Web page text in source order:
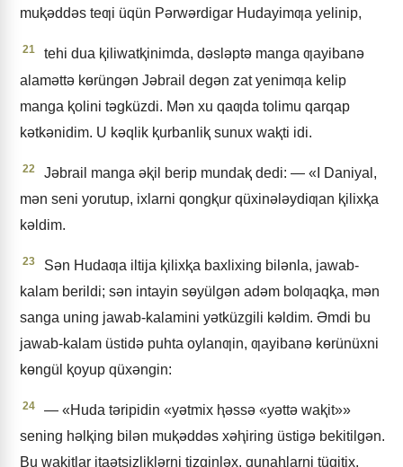
muⱪǝddǝs teƣi üqün Pǝrwǝrdigar Hudayimƣa yelinip,
21
tehi dua ⱪiliwatⱪinimda, dǝslǝptǝ manga ƣayibanǝ
alamǝttǝ kɵrüngǝn Jǝbrail degǝn zat yenimƣa kelip
manga ⱪolini tǝgküzdi. Mǝn xu qaƣda tolimu qarqap
kǝtkǝnidim. U kǝqlik ⱪurbanliⱪ sunux waⱪti idi.
22
Jǝbrail manga ǝⱪil berip mundaⱪ dedi: — «I Daniyal,
mǝn seni yorutup, ixlarni qongⱪur qüxinǝlǝydiƣan ⱪilixⱪa
kǝldim.
23
Sǝn Hudaƣa iltija ⱪilixⱪa baxlixing bilǝnla, jawab-
kalam berildi; sǝn intayin sɵyülgǝn adǝm bolƣaqⱪa, mǝn
sanga uning jawab-kalamini yǝtküzgili kǝldim. Əmdi bu
jawab-kalam üstidǝ puhta oylanƣin, ƣayibanǝ kɵrünüxni
kɵngül ⱪoyup qüxǝngin:
24
— «Huda tǝripidin «yǝtmix ⱨǝssǝ «yǝttǝ waⱪit»»
sening hǝlⱪing bilǝn muⱪǝddǝs xǝⱨiring üstigǝ bekitilgǝn.
Bu waⱪitlar itaǝtsizliklǝrni tizginlǝx, gunaⱨlarni tügitix,